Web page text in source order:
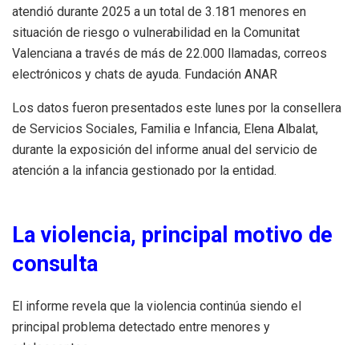
atendió durante 2025 a un total de 3.181 menores en
situación de riesgo o vulnerabilidad en la Comunitat
Valenciana a través de más de 22.000 llamadas, correos
electrónicos y chats de ayuda. Fundación ANAR
Los datos fueron presentados este lunes por la consellera
de Servicios Sociales, Familia e Infancia, Elena Albalat,
durante la exposición del informe anual del servicio de
atención a la infancia gestionado por la entidad.
La violencia, principal motivo de
consulta
El informe revela que la violencia continúa siendo el
principal problema detectado entre menores y